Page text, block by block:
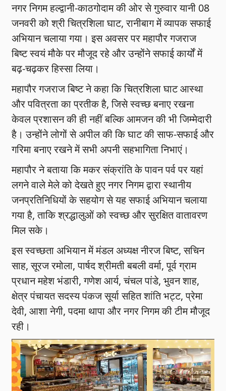
नगर निगम हल्द्वानी-काठगोदाम की ओर से गुरुवार यानी 08
जनवरी को श्री चित्रशिला घाट, रानीबाग में व्यापक सफाई
अभियान चलाया गया। इस अवसर पर महापौर गजराज
बिष्ट स्वयं मौके पर मौजूद रहे और उन्होंने सफाई कार्यों में
बढ़-चढ़कर हिस्सा लिया।
महापौर गजराज बिष्ट ने कहा कि चित्रशिला घाट आस्था
और पवित्रता का प्रतीक है, जिसे स्वच्छ बनाए रखना
केवल प्रशासन की ही नहीं बल्कि आमजन की भी जिम्मेदारी
है। उन्होंने लोगों से अपील की कि घाट की साफ-सफाई और
गरिमा बनाए रखने में सभी अपनी सहभागिता निभाएं।
महापौर ने बताया कि मकर संक्रांति के पावन पर्व पर यहां
लगने वाले मेले को देखते हुए नगर निगम द्वारा स्थानीय
जनप्रतिनिधियों के सहयोग से यह सफाई अभियान चलाया
गया है, ताकि श्रद्धालुओं को स्वच्छ और सुरक्षित वातावरण
मिल सके।
इस स्वच्छता अभियान में मंडल अध्यक्ष नीरज बिष्ट, सचिन
साह, सूरज रमोला, पार्षद श्रीमती बबली वर्मा, पूर्व ग्राम
प्रधान महेश भंडारी, गणेश आर्य, चंचल पांडे, भुवन शाह,
क्षेत्र पंचायत सदस्य पंकज सूर्या सहित शांति भट्ट, प्रेमा
देवी, आशा नेगी, पदमा थापा और नगर निगम की टीम मौजूद
रही।